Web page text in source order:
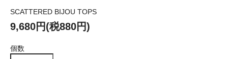
SCATTERED BIJOU TOPS
9,680円(税880円)
個数